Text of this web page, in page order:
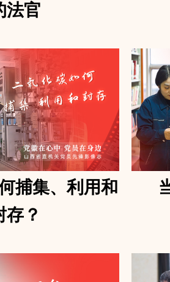
法官
捕集、利用和
存？